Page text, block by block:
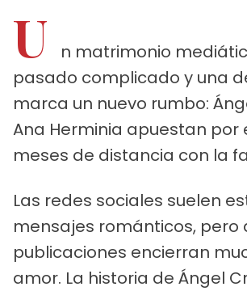
U
n matrimonio
pasado complicado y una
marca un nuevo rumbo:
Ana Herminia apuestan por
meses de distancia con la
Las redes sociales suelen
mensajes románticos, pero
publicaciones encierran
amor. La historia de Ángel